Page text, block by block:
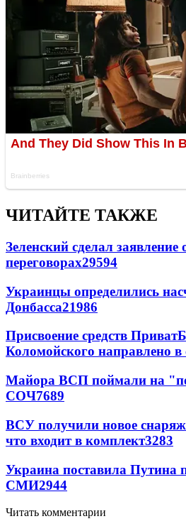
ЧИТАЙТЕ ТАКЖЕ
Зеленский сделал
переговорах29594
Украинцы определились
Донбасса21986
Присвоение средств
Коломойского направлено в
Майора ВСП поймали на
СОЧ7689
ВСУ получили новое
что входит в комплект3283
Украина поставила Путина
СМИ2944
Читать комментарии